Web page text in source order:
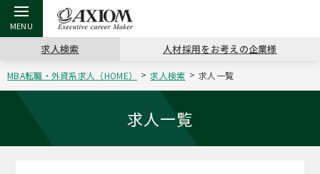
戻る
アクシアムの特長
コンサ
サービス案内 キャリ
戻る
キャリア支援 TOP
キャリアデザイン講座
MBAの
日本か
戻る
転職ツール TOP
英文レジュメの書き方 パワー
戻る
転職コラム TOP
“展”職相談室
戻る
イベント・セミナー TOP
ジョブフェア
戻る
会社概要 TOP
沿革
求人検索 人材採用をお考えの企業様
MBA転職・外資系求人（HOME） 求人検索 求人一覧
求人一覧